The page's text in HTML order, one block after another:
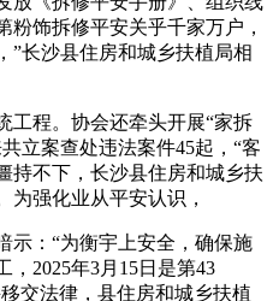
粉饰拆修平安关乎千家万户，
”长沙县住房和城乡扶植局相
程。协会还牵头开展“家拆
立案查处违法案件45起，“客
持不下，长沙县住房和城乡扶
为强化业从平安认识，
：“为衡宇上安全，确保施
，2025年3月15日是第43
交法律，县住房和城乡扶植